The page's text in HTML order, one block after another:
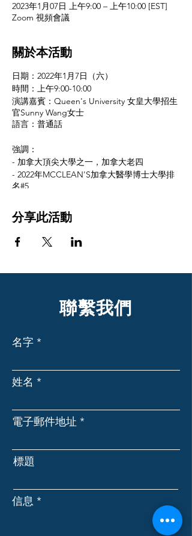
2023年1月07日 上午9:00 – 上午10:00 [EST]
Zoom 視頻會議
關於本活動
日期：2022年1月7日（六）
時間：上午9:00-10:00
演講嘉賓：Queen's University 女皇大學招生
官Sunny Wang女士
語言：普通話
強調：
- 加拿大頂尖大學之一，加拿大老四
- 2022年MCCLEAN'S加拿大醫學博士大學排
名#5
- 一些工程課程可以通過“直接進入”途徑直接
進入專業
分享此活動
聯繫我們
名字
姓名
電子郵件地址
標題
信息